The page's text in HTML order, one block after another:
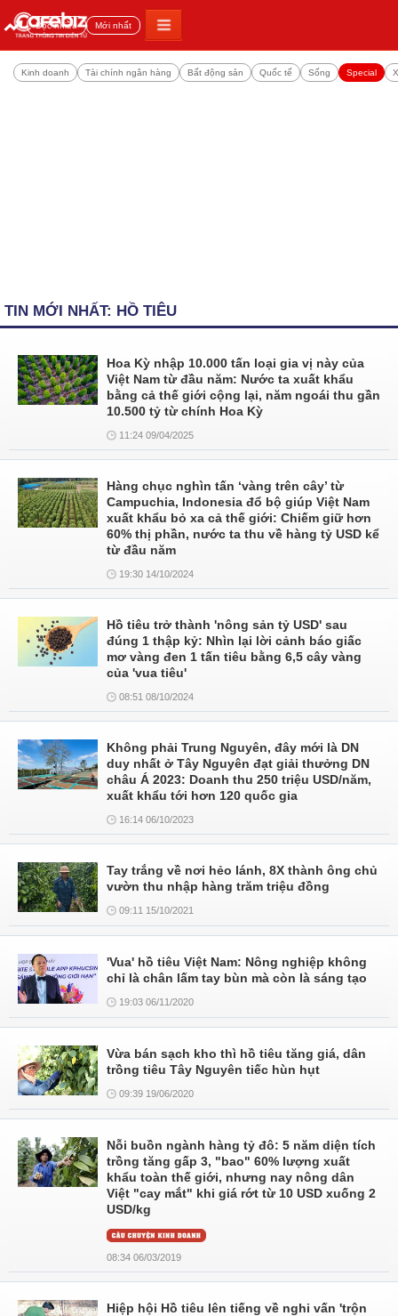
Đọc nhiều Mới nhất
Kinh doanh Tài chính ngân hàng Bất động sản Quốc tế Sống Special
TIN MỚI NHẤT: HỒ TIÊU
Hoa Kỳ nhập 10.000 tấn loại gia vị này của
Việt Nam từ đầu năm: Nước ta xuất khẩu
bằng cả thế giới cộng lại, năm ngoái thu gần
10.500 tỷ từ chính Hoa Kỳ
11:24 09/04/2025
Hàng chục nghìn tấn ‘vàng trên cây’ từ
Campuchia, Indonesia đổ bộ giúp Việt Nam
xuất khẩu bỏ xa cả thế giới: Chiếm giữ hơn
60% thị phần, nước ta thu về hàng tỷ USD kể
từ đầu năm
19:30 14/10/2024
Hồ tiêu trở thành 'nông sản tỷ USD' sau
đúng 1 thập kỷ: Nhìn lại lời cảnh báo giấc
mơ vàng đen 1 tấn tiêu bằng 6,5 cây vàng
của 'vua tiêu'
08:51 08/10/2024
Không phải Trung Nguyên, đây mới là DN
duy nhất ở Tây Nguyên đạt giải thưởng DN
châu Á 2023: Doanh thu 250 triệu USD/năm,
xuất khẩu tới hơn 120 quốc gia
16:14 06/10/2023
Tay trắng về nơi hẻo lánh, 8X thành ông chủ
vườn thu nhập hàng trăm triệu đồng
09:11 15/10/2021
'Vua' hồ tiêu Việt Nam: Nông nghiệp không
chỉ là chân lấm tay bùn mà còn là sáng tạo
19:03 06/11/2020
Vừa bán sạch kho thì hồ tiêu tăng giá, dân
trồng tiêu Tây Nguyên tiếc hùn hụt
09:39 19/06/2020
Nỗi buồn ngành hàng tỷ đô: 5 năm diện tích
trồng tăng gấp 3, "bao" 60% lượng xuất
khẩu toàn thế giới, nhưng nay nông dân
Việt "cay mắt" khi giá rớt từ 10 USD xuống 2
USD/kg
08:34 06/03/2019
Hiệp hội Hồ tiêu lên tiếng về nghi vấn 'trộn